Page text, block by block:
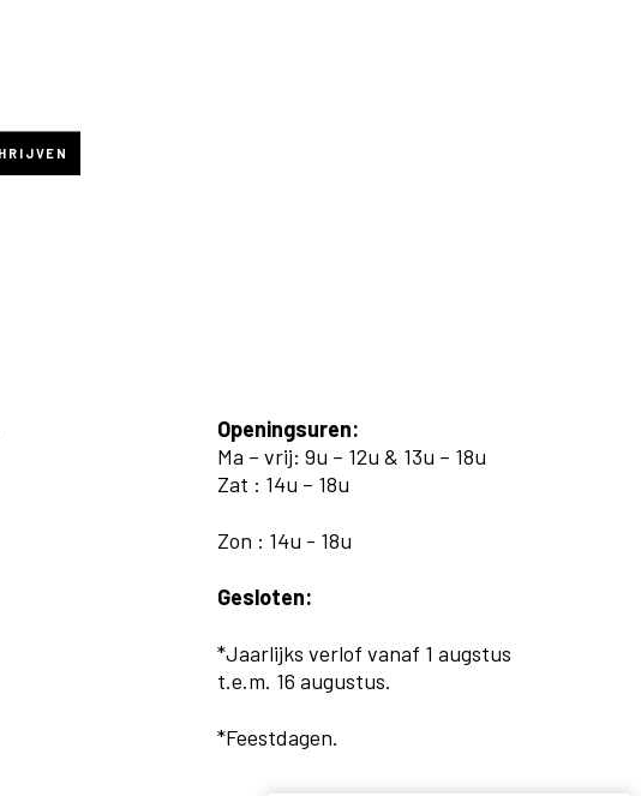
Openingsuren:
Ma – vrij: 9u – 12u & 13u – 18u
Zat : 14u – 18u
Zon : 14u - 18u
Gesloten:
*Jaarlijks verlof vanaf 1 augstus
t.e.m. 16 augustus.
*Feestdagen.